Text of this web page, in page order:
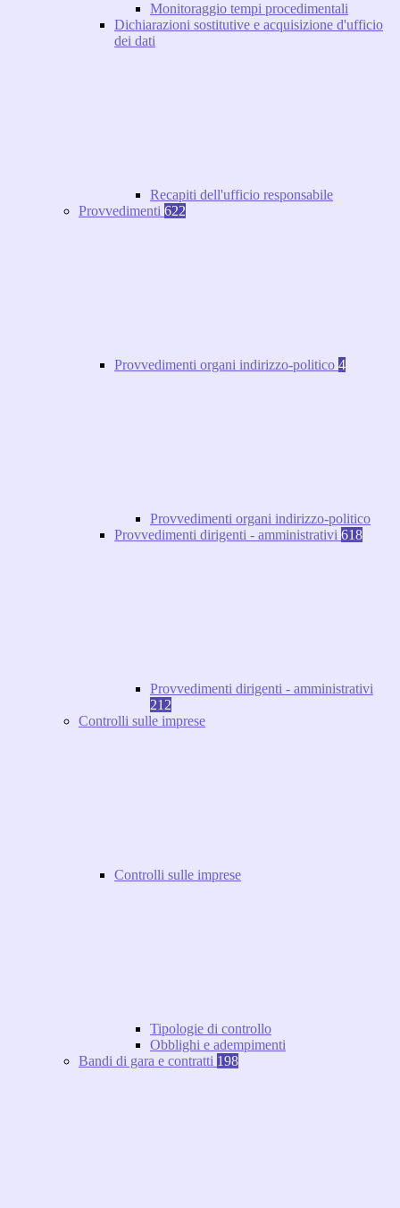
Monitoraggio tempi procedimentali
Dichiarazioni sostitutive e acquisizione d'ufficio
dei dati
Recapiti dell'ufficio responsabile
Provvedimenti 622
Provvedimenti organi indirizzo-politico 4
Provvedimenti organi indirizzo-politico
Provvedimenti dirigenti - amministrativi 618
Provvedimenti dirigenti - amministrativi
212
Controlli sulle imprese
Controlli sulle imprese
Tipologie di controllo
Obblighi e adempimenti
Bandi di gara e contratti 198